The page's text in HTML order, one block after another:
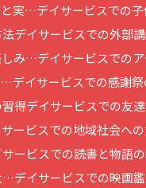
と実…デイサービスでの
デイサービスでの外部
しみ…デイサービスでの
…デイサービスでの感謝
得デイサービスでの友
ービスでの地域社会へ
ービスでの読書と物語
…デイサービスでの映画